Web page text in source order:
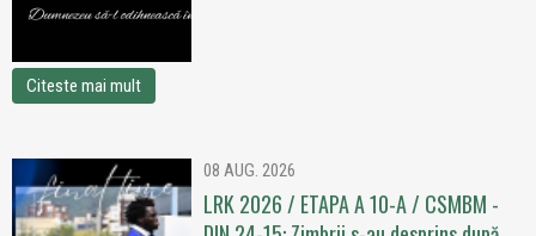
Citeste mai mult
08 AUG. 2026
LRK 2026 / ETAPA A 10-A / CSMBM -